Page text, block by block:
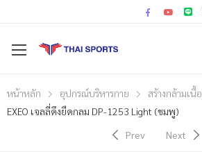
หน้าหลัก อุปกรณ์บริหารกาย สร้างกล้ามเนื้อ
EXEO เจลลี่ดึงยืดกลม DP-1253 Light (ชมพู)
Prev
Next